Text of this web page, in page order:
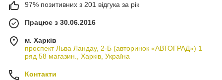
97% позитивних з 201 відгука за рік
Працює з 30.06.2016
м. Харків
проспект Льва Ландау, 2-Б (авторинок «АВТОГРАД») 1
ряд 58 магазин., Харків, Україна
Контакти